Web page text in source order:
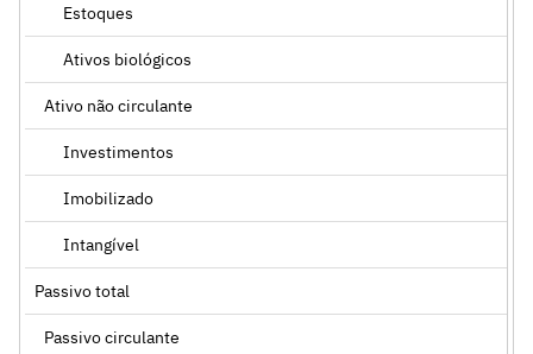
Estoques
Ativos biológicos
Ativo não circulante
Investimentos
Imobilizado
Intangível
Passivo total
Passivo circulante